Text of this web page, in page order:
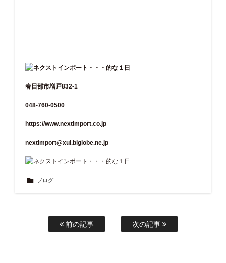
春日部市増戸832-1
048-760-0500
https://www.nextimport.co.jp
nextimport@xui.biglobe.ne.jp
ブログ
前の記事 次の記事